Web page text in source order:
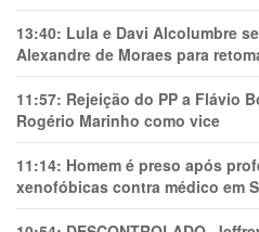
13:40: Lula e Davi Alcolumbre
Alexandre de Moraes para
11:57: Rejeição do PP a Flávio
Rogério Marinho como vice
11:14: Homem é preso após
xenofóbicas contra médico em